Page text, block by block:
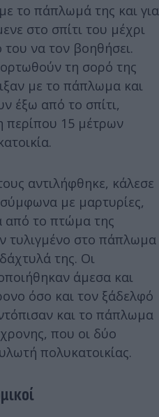
το πάπλωμά της και για
στο σπίτι του μέχρι
να τον βοηθήσει.
τη σορό της
με το πάπλωμα και
έξω από το σπίτι,
περίπου 15 μέτρων
αντιλήφθηκε, κάλεσε
με μαρτυρίες,
από το πτώμα της
τυλιγμένο στο πάπλωμα
της. Οι
άμεσα και
όσο και τον ξάδελφό
και το πάπλωμα
που οι δύο
πολυκατοικίας.